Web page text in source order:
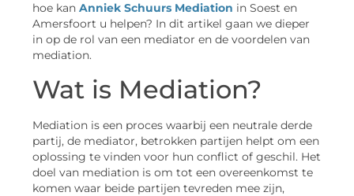
hoe kan Anniek Schuurs Mediation in Soest en
Amersfoort u helpen? In dit artikel gaan we dieper
in op de rol van een mediator en de voordelen van
mediation.
Wat is Mediation?
Mediation is een proces waarbij een neutrale derde
partij, de mediator, betrokken partijen helpt om een
oplossing te vinden voor hun conflict of geschil. Het
doel van mediation is om tot een overeenkomst te
komen waar beide partijen tevreden mee zijn,